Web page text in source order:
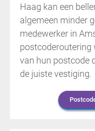
Haag kan een
algemeen minder
medewerker in
postcoderoutering
van hun postcode
de juiste vestiging.